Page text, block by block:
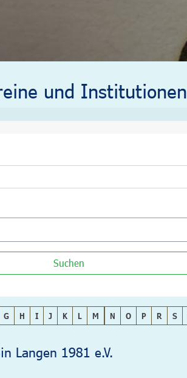
und Institutionen
Suchen
G H I J K L M N O P R S
Langen 1981 e.V.